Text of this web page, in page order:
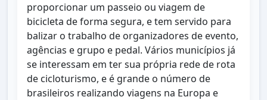
proporcionar um passeio ou viagem de
bicicleta de forma segura, e tem servido para
balizar o trabalho de organizadores de evento,
agências e grupo e pedal. Vários municípios já
se interessam em ter sua própria rede de rota
de cicloturismo, e é grande o número de
brasileiros realizando viagens na Europa e